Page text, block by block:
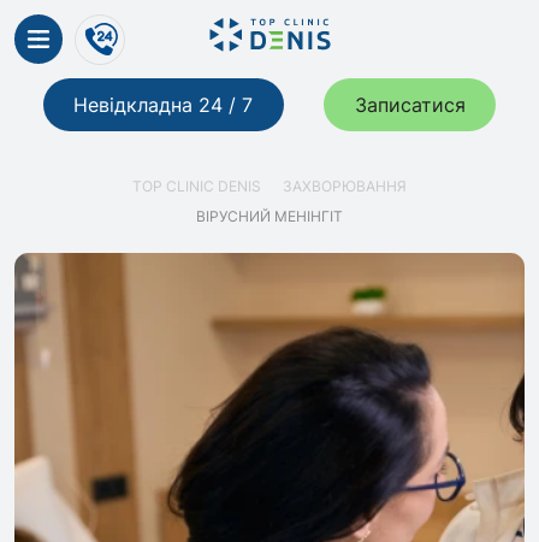
Невідкладна 24 / 7 Записатися
TOP CLINIC DENIS
ЗАХВОРЮВАННЯ
ВІРУСНИЙ МЕНІНГІТ